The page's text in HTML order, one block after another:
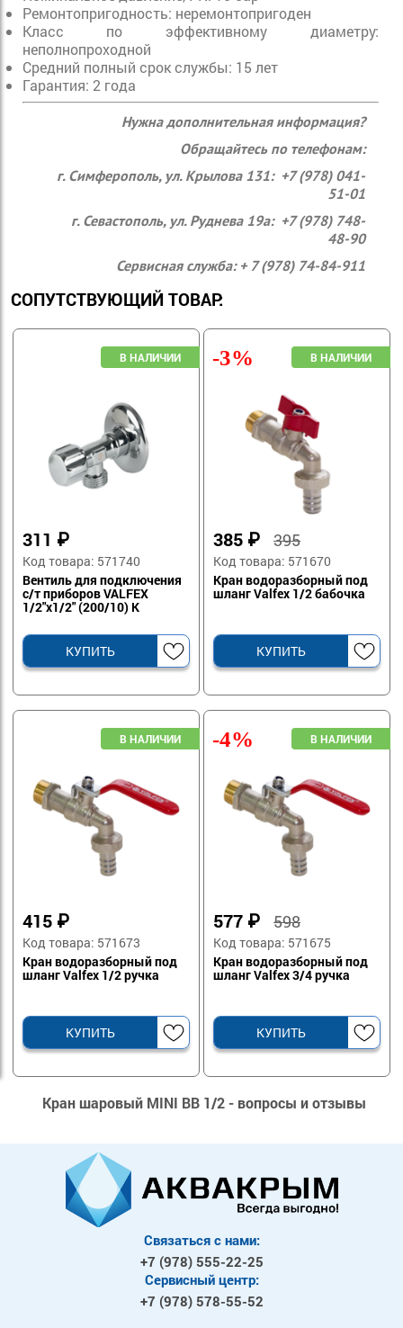
Ремонтопригодность: неремонтопригоден
Класс по эффективному диаметру:
неполнопроходной
Средний полный срок службы: 15 лет
Гарантия: 2 года
Нужна дополнительная информация?
Обращайтесь по телефонам:
г. Симферополь, ул. Крылова 131: +7 (978) 041-
51-01
г. Севастополь, ул. Руднева 19а: +7 (978) 748-
48-90
Сервисная служба: + 7 (978) 74-84-911
СОПУТСТВУЮЩИЙ ТОВАР:
311 ₽
Код товара: 571740
Вентиль для подключения
с/т приборов VALFEX
1/2"х1/2" (200/10) К
КУПИТЬ
385 ₽395
Код товара: 571670
Кран водоразборный под
шланг Valfex 1/2 бабочка
КУПИТЬ
-3%
415 ₽
Код товара: 571673
Кран водоразборный под
шланг Valfex 1/2 ручка
КУПИТЬ
577 ₽598
Код товара: 571675
Кран водоразборный под
шланг Valfex 3/4 ручка
КУПИТЬ
-4%
Кран шаровый MINI ВВ 1/2 - вопросы и отзывы
Связаться с нами:
+7 (978) 555-22-25
Сервисный центр:
+7 (978) 578-55-52